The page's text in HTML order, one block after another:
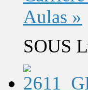
Aulas »
SOUS